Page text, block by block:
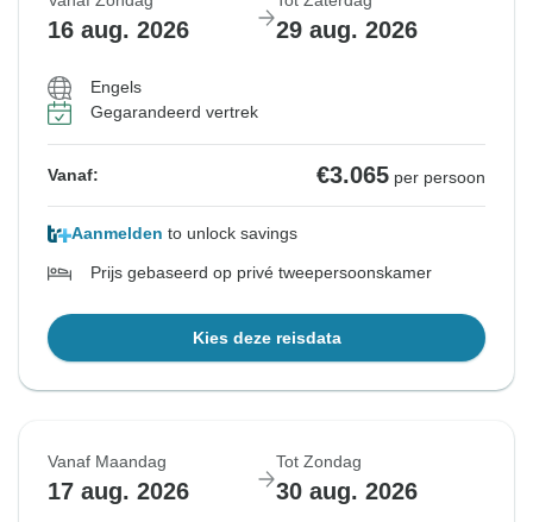
16 aug. 2026 29 aug. 2026
Engels
Gegarandeerd vertrek
Vanaf: €3.065 per persoon
Aanmelden to unlock savings
Prijs gebaseerd op privé tweepersoonskamer
Kies deze reisdata
Vanaf Maandag
17 aug. 2026
Tot Zondag
30 aug. 2026